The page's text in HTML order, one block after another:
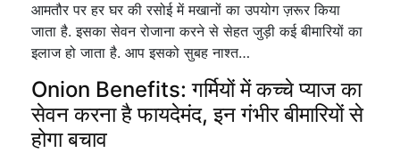
आमतौर पर हर घर की रसोई में मखानों का उपयोग ज़रूर किया
जाता है. इसका सेवन रोजाना करने से सेहत जुड़ी कई बीमारियों का
इलाज हो जाता है. आप इसको सुबह नाश्त…
Onion Benefits: गर्मियों में कच्चे प्याज का
सेवन करना है फायदेमंद, इन गंभीर बीमारियों से
होगा बचाव